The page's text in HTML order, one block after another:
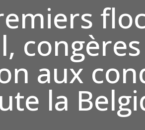
aux
la